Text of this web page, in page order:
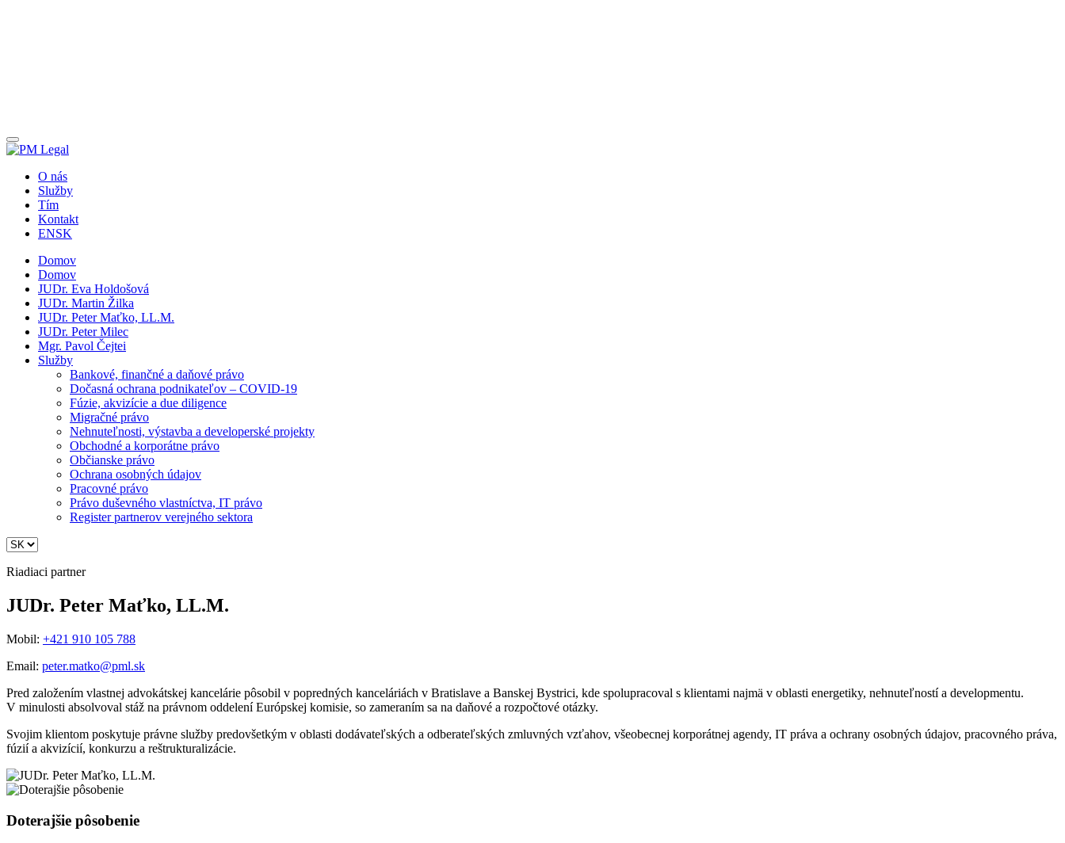
O nás
Služby
Tím
Kontakt
ENSK
Domov
Domov
JUDr. Eva Holdošová
JUDr. Martin Žilka
JUDr. Peter Maťko, LL.M.
JUDr. Peter Milec
Mgr. Pavol Čejtei
Služby
Bankové, finančné a daňové právo
Dočasná ochrana podnikateľov – COVID-19
Fúzie, akvizície a due diligence
Migračné právo
Nehnuteľnosti, výstavba a developerské projekty
Obchodné a korporátne právo
Občianske právo
Ochrana osobných údajov
Pracovné právo
Právo duševného vlastníctva, IT právo
Register partnerov verejného sektora
Riadiaci partner
JUDr. Peter Maťko, LL.M.
Mobil: +421 910 105 788
Email: peter.matko@pml.sk
Pred založením vlastnej advokátskej kancelárie pôsobil v popredných kanceláriách v Bratislave a Banskej Bystrici, kde spolupracoval s klientami najmä v oblasti energetiky, nehnuteľností a developmentu.
V minulosti absolvoval stáž na právnom oddelení Európskej komisie, so zameraním sa na daňové a rozpočtové otázky.
Svojim klientom poskytuje právne služby predovšetkým v oblasti dodávateľských a odberateľských zmluvných vzťahov, všeobecnej korporátnej agendy, IT práva a ochrany osobných údajov, pracovného práva,
fúzií a akvizícií, konkurzu a reštrukturalizácie.
Doterajšie pôsobenie